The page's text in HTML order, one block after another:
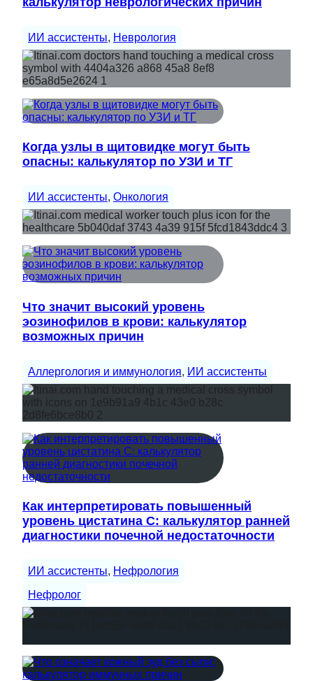
ИИ ассистенты, Неврология
Когда узлы в щитовидке могут быть
опасны: калькулятор по УЗИ и ТГ
ИИ ассистенты, Онкология
Что значит высокий уровень
эозинофилов в крови: калькулятор
возможных причин
Аллергология и иммунология, ИИ ассистенты
Как интерпретировать повышенный
уровень цистатина С: калькулятор ранней
диагностики почечной недостаточности
ИИ ассистенты, Нефрология
Нефролог